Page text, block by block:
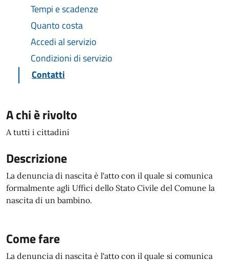
Tempi e scadenze
Quanto costa
Accedi al servizio
Condizioni di servizio
Contatti
A chi è rivolto
A tutti i cittadini
Descrizione
La denuncia di nascita è l'atto con il quale si comunica
formalmente agli Uffici dello Stato Civile del Comune la
nascita di un bambino.
Come fare
La denuncia di nascita è l'atto con il quale si comunica